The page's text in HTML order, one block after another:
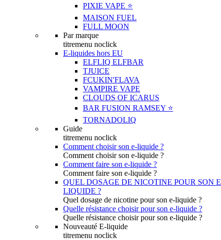
PIXIE VAPE ⭐️
MAISON FUEL
FULL MOON
Par marque
titremenu noclick
E-liquides hors EU
ELFLIQ ELFBAR
TJUICE
FCUKIN'FLAVA
VAMPIRE VAPE
CLOUDS OF ICARUS
BAR FUSION RAMSEY ⭐️
TORNADOLIQ
Guide
titremenu noclick
Comment choisir son e-liquide ?
Comment choisir son e-liquide ?
Comment faire son e-liquide ?
Comment faire son e-liquide ?
QUEL DOSAGE DE NICOTINE POUR SON
LIQUIDE ?
Quel dosage de nicotine pour son e-liquide ?
Quelle résistance choisir pour son e-liquide ?
Quelle résistance choisir pour son e-liquide ?
Nouveauté E-liquide
titremenu noclick